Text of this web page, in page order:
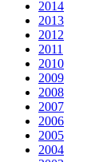
2014
2013
2012
2011
2010
2009
2008
2007
2006
2005
2004